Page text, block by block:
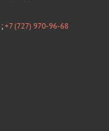
;+7 (727) 970-96-68